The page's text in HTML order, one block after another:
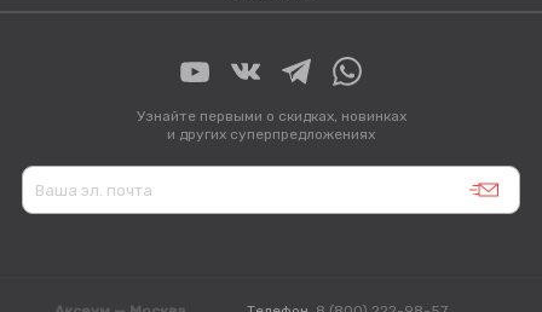
Узнайте первыми о скидках, новинках
и других суперпредложениях